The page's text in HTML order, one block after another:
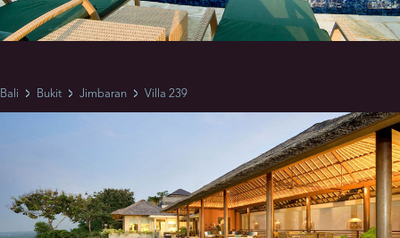
Bali Bukit Jimbaran Villa 239